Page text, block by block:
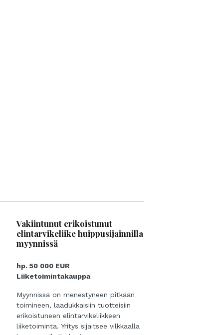
Vakiintunut erikoistunut
elintarvikeliike huippusijainnilla
myynnissä
hp. 50 000 EUR
Liiketoimintakauppa
Myynnissä on menestyneen pitkään
toimineen, laadukkaisiin tuotteisiin
erikoistuneen elintarvikeliikkeen
liiketoiminta. Yritys sijaitsee vilkkaalla